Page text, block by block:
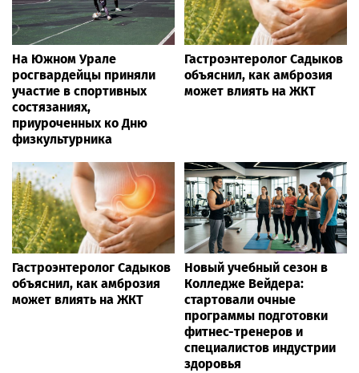
На Южном Урале
росгвардейцы приняли
участие в спортивных
состязаниях,
приуроченных ко Дню
физкультурника
Гастроэнтеролог Садыков
объяснил, как амброзия
может влиять на ЖКТ
Гастроэнтеролог Садыков
объяснил, как амброзия
может влиять на ЖКТ
Новый учебный сезон в
Колледже Вейдера:
стартовали очные
программы подготовки
фитнес-тренеров и
специалистов индустрии
здоровья